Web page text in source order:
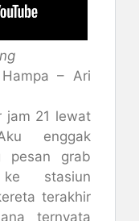
Hampa – Ari
jam 21 lewat
enggak
pesan grab
stasiun
terakhir
ternyata